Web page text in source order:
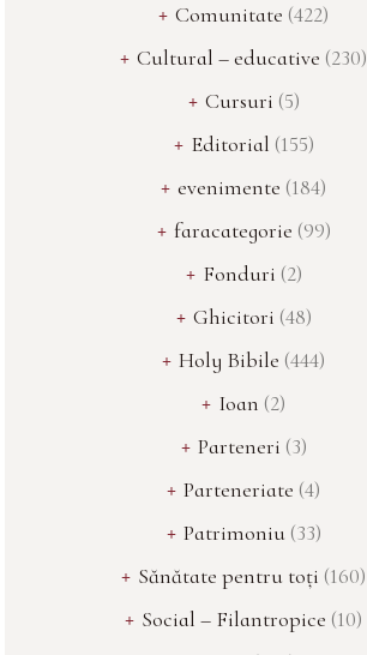
Comunitate (422)
Cultural – educative (230)
Cursuri (5)
Editorial (155)
evenimente (184)
faracategorie (99)
Fonduri (2)
Ghicitori (48)
Holy Bibile (444)
Ioan (2)
Parteneri (3)
Parteneriate (4)
Patrimoniu (33)
Sănătate pentru toți (160)
Social – Filantropice (10)